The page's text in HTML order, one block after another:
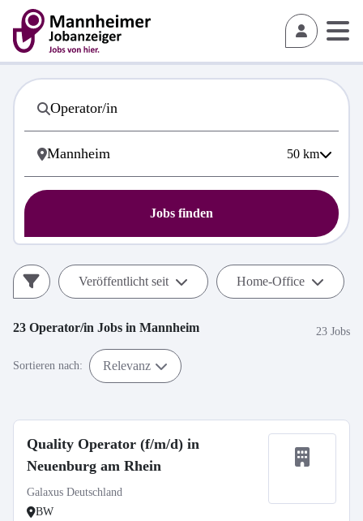
50 km
Jobs finden
Veröffentlicht seit Home-Office
23 Operator/in Jobs in Mannheim 23 Jobs
Sortieren nach: Relevanz
Quality Operator (f/m/d) in
Neuenburg am Rhein
Galaxus Deutschland
BW